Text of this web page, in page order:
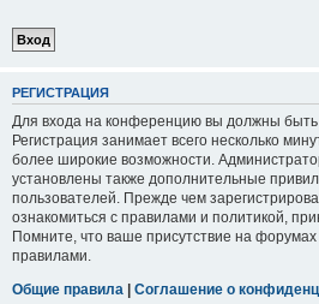
РЕГИСТРАЦИЯ
Для входа на конференцию вы должны быть
Регистрация занимает всего несколько
более широкие возможности.
установлены также дополнительные
пользователей. Прежде чем
ознакомиться с правилами и политикой,
Помните, что ваше присутствие на форумах
правилами.
Общие правила | Соглашение о